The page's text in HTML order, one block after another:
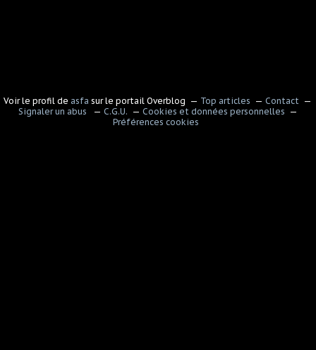
Voir le profil de asfa sur le portail Overblog Top articles
Contact
Signaler un abus
C.G.U.
Cookies et données personnelles
Préférences cookies